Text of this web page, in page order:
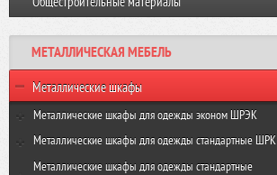
Виброплита VR-120 GROST
Виброплита VH-330R GROST
Резчик швов FS350-HC GROST
МЕТАЛЛИЧЕСКАЯ МЕБЕЛЬ
Металлические шкафы
Металлические шкафы для одежды эконом ШРЭК
ШРЭК-21-500
ШРЭК-22-500
Металлические шкафы для одежды стандартные ШРК
ШРК-22-600
Металлические шкафы для одежды стандартные